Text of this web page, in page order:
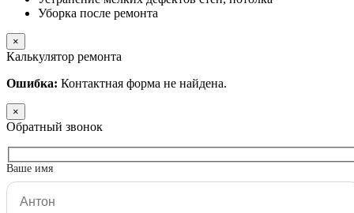
Уборка после ремонта
×
Калькулятор ремонта
Ошибка: Контактная форма не найдена.
×
Обратный звонок
Ваше имя